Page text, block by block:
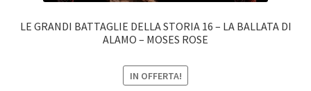
LE GRANDI BATTAGLIE DELLA STORIA 16 – LA BALLATA DI
ALAMO – MOSES ROSE
IN OFFERTA!